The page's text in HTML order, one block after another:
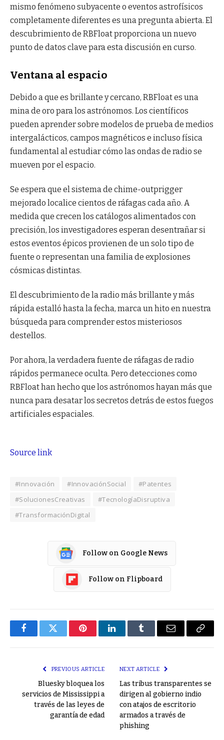
mismo fenómeno subyacente o eventos astrofísicos
completamente diferentes es una pregunta abierta. El
descubrimiento de RBFloat proporciona un nuevo
punto de datos clave para esta discusión en curso.
Ventana al espacio
Debido a que es brillante y cercano, RBFloat es una
mina de oro para los astrónomos. Los científicos
pueden aprender sobre modelos de prueba de medios
intergalácticos, campos magnéticos e incluso física
fundamental al estudiar cómo las ondas de radio se
mueven por el espacio.
Se espera que el sistema de chime-outprigger
mejorado localice cientos de ráfagas cada año. A
medida que crecen los catálogos alimentados con
precisión, los investigadores esperan desentrañar si
estos eventos épicos provienen de un solo tipo de
fuente o representan una familia de explosiones
cósmicas distintas.
El descubrimiento de la radio más brillante y más
rápida estalló hasta la fecha, marca un hito en nuestra
búsqueda para comprender estos misteriosos
destellos.
Por ahora, la verdadera fuente de ráfagas de radio
rápidos permanece oculta. Pero detecciones como
RBFloat han hecho que los astrónomos hayan más que
nunca para desatar los secretos detrás de estos fuegos
artificiales espaciales.
Source link
#Innovación #InnovaciónSocial
#Patentes
#SolucionesCreativas
#TecnologíaDisruptiva
#TransformaciónDigital
Follow on Google News
Follow on Flipboard
FacebookTwitter PinterestLinkedInTumblr Email
Copy
PREVIOUS ARTICLE
Bluesky bloquea los
servicios de Mississippi a
través de las leyes de
garantía de edad
NEXT ARTICLE
Las tribus transparentes se
dirigen al gobierno indio
con atajos de escritorio
armados a través de
phishing